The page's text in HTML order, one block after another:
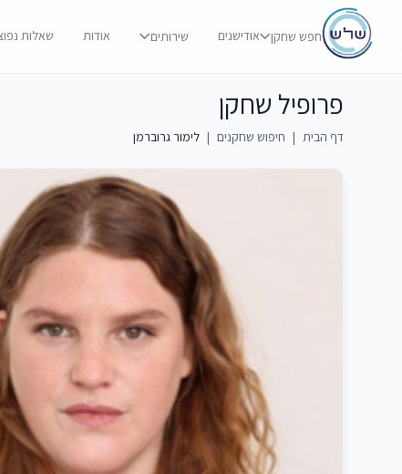
חפש שחקן אודישנים שירותים אודות שאלות
פרופיל שחקן
דף הבית | חיפוש שחקנים | לימור גרוברמן